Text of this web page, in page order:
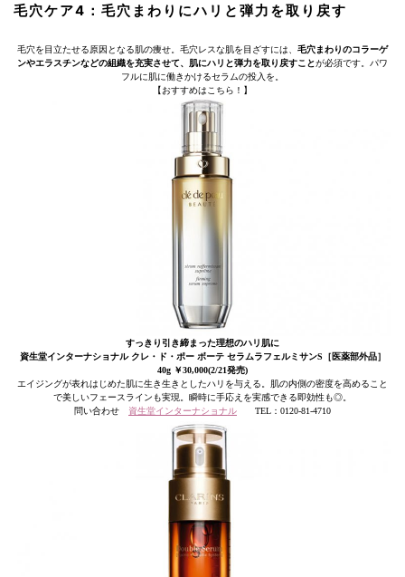
毛穴ケア4：毛穴まわりにハリと弾力を取り戻す
毛穴を目立たせる原因となる肌の痩せ。毛穴レスな肌を目ざすには、 毛穴まわりのコラーゲ
ンやエラスチンなどの組織を充実させて、肌にハリと弾力を取り戻すことが必須です。パワ
フルに肌に働きかけるセラムの投入を。
【おすすめはこちら！】
すっきり引き締まった理想のハリ肌に
資生堂インターナショナル クレ・ド・ポー ボーテ セラムラフェルミサンS［医薬部外品］
40g ￥30,000(2/21発売)
エイジングが表れはじめた肌に生き生きとしたハリを与える。肌の内側の密度を高めること
で美しいフェースラインも実現。瞬時に手応えを実感できる即効性も◎。
問い合わせ 資生堂インターナショナル TEL：0120-81-4710